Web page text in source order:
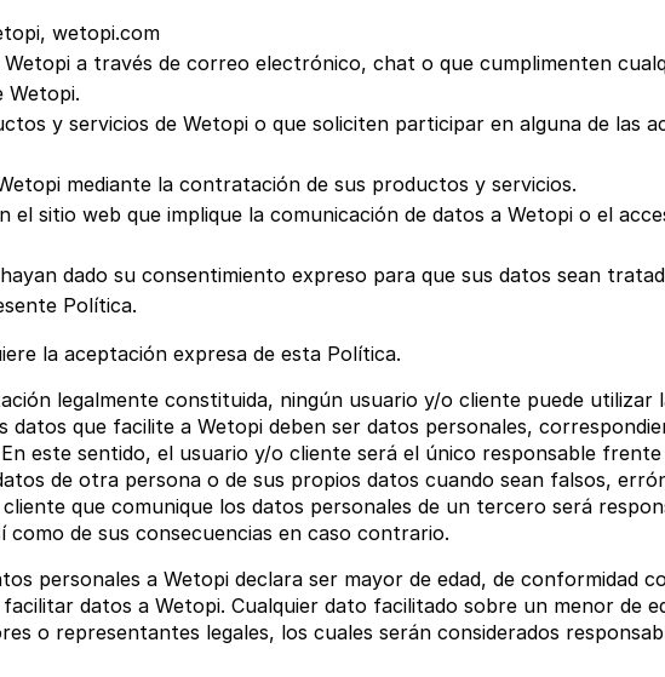
wetopi.com
a través de correo electrónico, chat o que cumplimenten
Wetopi.
y servicios de Wetopi o que soliciten participar en alguna de las
mediante la contratación de sus productos y servicios.
sitio web que implique la comunicación de datos a Wetopi o el
dado su consentimiento expreso para que sus datos sean
Política.
la aceptación expresa de esta Política.
legalmente constituida, ningún usuario y/o cliente puede utilizar
que facilite a Wetopi deben ser datos personales,
este sentido, el usuario y/o cliente será el único responsable
de otra persona o de sus propios datos cuando sean falsos,
que comunique los datos personales de un tercero será
de sus consecuencias en caso contrario.
personales a Wetopi declara ser mayor de edad, de conformidad
datos a Wetopi. Cualquier dato facilitado sobre un menor de
o representantes legales, los cuales serán considerados